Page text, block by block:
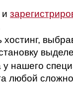
хостинг,
у нашего
любой